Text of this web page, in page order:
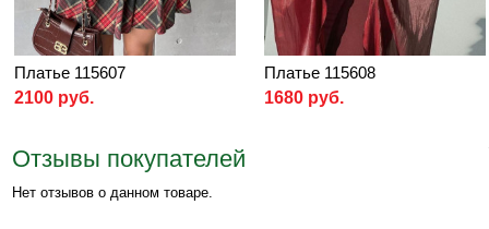
Платье 115607
2100 руб.
Платье 115608
1680 руб.
Отзывы покупателей
Нет отзывов о данном товаре.